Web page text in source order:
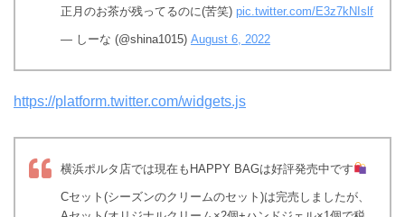
正月のお茶が残ってるのに(苦笑) pic.twitter.com/E3z7kNIslf
— しーな (@shina1015) August 6, 2022
https://platform.twitter.com/widgets.js
横浜ポルタ店では現在もHAPPY BAGは好評発売中です
Cセット(シーズンのクリームのセット)は完売しましたが、